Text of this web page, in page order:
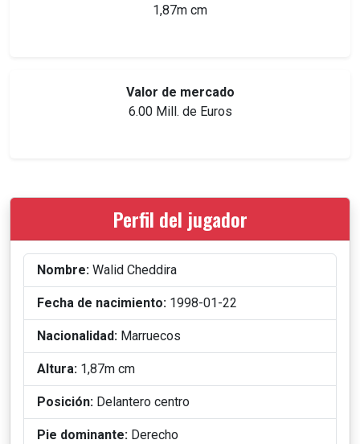
1,87m cm
Valor de mercado
6.00 Mill. de Euros
Perfil del jugador
Nombre: Walid Cheddira
Fecha de nacimiento: 1998-01-22
Nacionalidad: Marruecos
Altura: 1,87m cm
Posición: Delantero centro
Pie dominante: Derecho